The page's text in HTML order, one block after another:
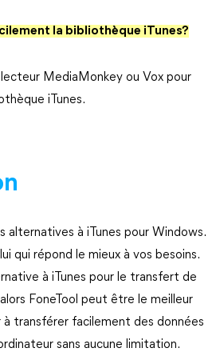
la bibliothèque iTunes?
MediaMonkey ou Vox pour
iTunes.
alternatives à iTunes pour Windows.
qui répond le mieux à vos besoins.
à iTunes pour le transfert de
FoneTool peut être le meilleur
à transférer facilement des données
sans aucune limitation.